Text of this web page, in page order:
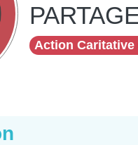
Action Caritative